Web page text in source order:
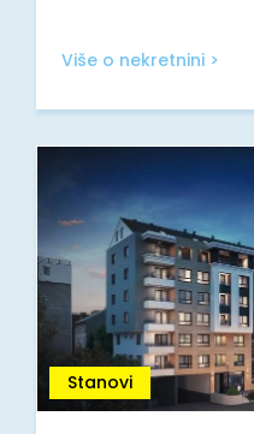
Više o nekretnini >
Stanovi